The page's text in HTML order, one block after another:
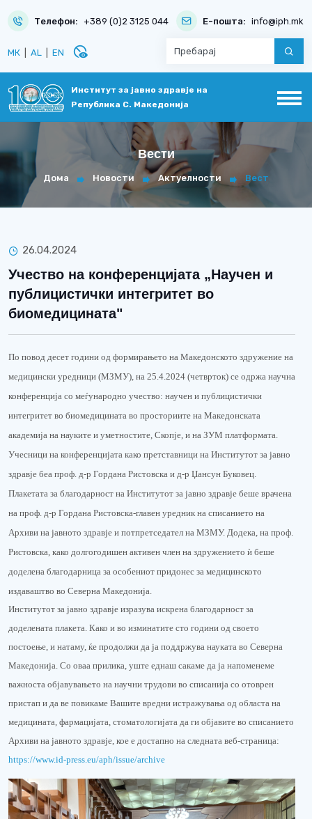
Телефон: +389 (0)2 3125 044 Е-пошта: info@iph.mk
МК AL EN disabled_visible
Институт за јавно здравје на
Република С. Македонија
Вести
Дома Новости Актуелности Вест
26.04.2024
Учество на конференцијата „Научен и
публицистички интегритет во
биомедицината"
По повод десет години од формирањето на Македонското здружение на
медицински уредници (МЗМУ), на 25.4.2024 (четврток) се одржа научна
конференција со меѓународно учество: научен и публицистички
интегритет во биомедицината во просториите на Македонската
академија на науките и уметностите, Скопје, и на ЗУМ платформата.
Учесници на конференцијата како претставници на Институтот за јавно
здравје беа проф. д-р Гордана Ристовска и д-р Џансун Буковец.
Плакетата за благодарност на Институтот за јавно здравје беше врачена
на проф. д-р Гордана Ристовска-главен уредник на списанието на
Архиви на јавното здравје и потпретседател на МЗМУ. Додека, на проф.
Ристовска, како долгогодишен активен член на здружението ѝ беше
доделена благодарница за особениот придонес за медицинското
издаваштво во Северна Македонија.
Институтот за јавно здравје изразува искрена благодарност за
доделената плакета. Како и во изминатите сто години од своето
постоење, и натаму, ќе продолжи да ја поддржува науката во Северна
Македонија. Со оваа прилика, уште еднаш сакаме да ја напоменеме
важноста објавувањето на научни трудови во списанија со отоврен
пристап и да ве повикаме Вашите вредни истражувања од областа на
медицината, фармацијата, стоматологијата да ги објавите во списанието
Архиви на јавното здравје, кое е достапно на следната веб-страница:
https://www.id-press.eu/aph/issue/archive